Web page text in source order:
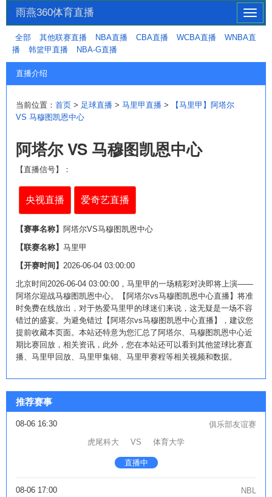
切
换
导
雨燕360体育直播
全部 其他联赛直播 NBA直播 CBA直播 WCBA直播
WNBA直
播
韩篮甲直播 NBA-G直播
直播介绍
当前位置： 首页 > 足球直播 > 马里甲直播 >
【马里甲】阿塔尔
VS 马穆图凯恩中心
阿塔尔 VS 马穆图凯恩中心
【直播信号】：
央视直播 爱奇艺直播
【赛事名称】 阿塔尔VS马穆图凯恩中心
【联赛名称】 马里甲
【开赛时间】 2026-06-04 03:00:00
北京时间2026-06-04 03:00:00，马里甲的一场精彩对决即将上演——
阿塔尔迎战马穆图凯恩中心。【阿塔尔vs马穆图凯恩中心直播】将准
时免费在线放出，对于热爱马里甲的球迷们来说，这无疑是一场不容
错过的盛宴。为避免错过【阿塔尔vs马穆图凯恩中心直播】，建议您
提前收藏本页面。本站还特意为您汇总了阿塔尔、马穆图凯恩中心近
期比赛回放，相关资讯，此外，您在本站还可以看到其他篮球比赛直
播、马里甲回放、马里甲集锦、马里甲赛程等相关视频和数据。
推荐赛事
08-06 16:30
俱乐部友谊赛
虎尾科大
VS 体育大学
直播中
08-06 17:00
NBL